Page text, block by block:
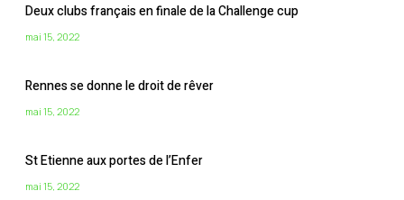
Deux clubs français en finale de la Challenge cup
mai 15, 2022
Rennes se donne le droit de rêver
mai 15, 2022
St Etienne aux portes de l’Enfer
mai 15, 2022